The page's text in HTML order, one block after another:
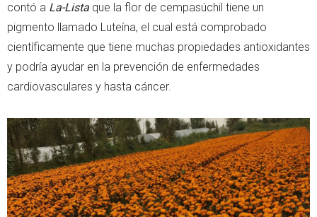
contó a La-Lista que la flor de cempasúchil tiene un
pigmento llamado Luteína, el cual está comprobado
científicamente que tiene muchas propiedades antioxidantes
y podría ayudar en la prevención de enfermedades
cardiovasculares y hasta cáncer.